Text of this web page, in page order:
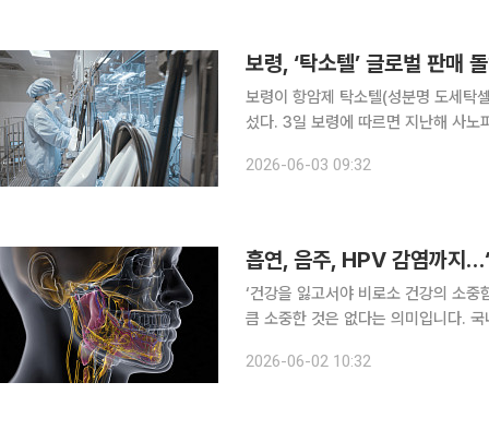
보령, ‘탁소텔’ 글로벌 판매
보령이 항암제 탁소텔(성분명 도세탁
섰다. 3일 보령에 따르면 지난해 사노피와 최대 약 1억7000만 유로(약 2796억원) 규모의 계약을
즈니스 전반을 확보했다. 글로벌 공식
2026-06-03 09:32
흡연, 음주, HPV 감염까지
‘건강을 잃고서야 비로소 건강의 소
큼 소중한 것은 없다는 의미입니다.
도까지 이르는 넓은 영역에서 발생하
2026-06-02 10:32